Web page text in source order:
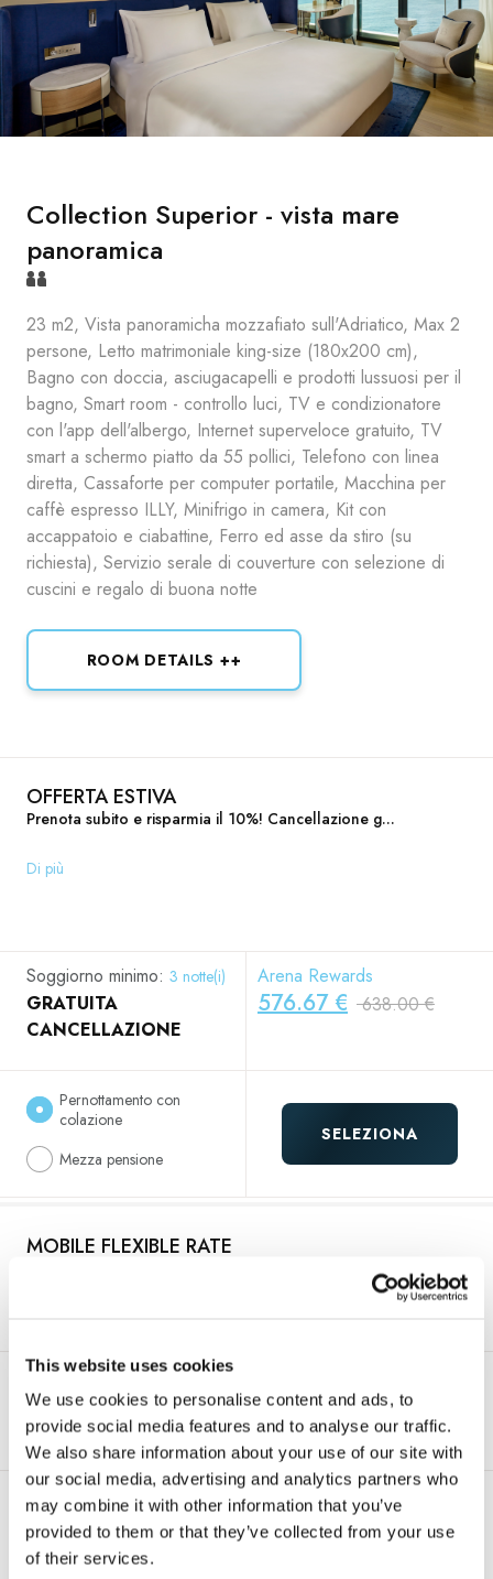
This website uses cookies
We use cookies to personalise content and ads, to
provide social media features and to analyse our traffic.
We also share information about your use of our site with
our social media, advertising and analytics partners who
may combine it with other information that you’ve
provided to them or that they’ve collected from your use
of their services.
Collection Superior - vista mare
panoramica
23 m2, Vista panoramicha mozzafiato sull'Adriatico, Max 2
persone, Letto matrimoniale king-size (180x200 cm),
Bagno con doccia, asciugacapelli e prodotti lussuosi per il
bagno, Smart room - controllo luci, TV e condizionatore
con l'app dell'albergo, Internet superveloce gratuito, TV
smart a schermo piatto da 55 pollici, Telefono con linea
diretta, Cassaforte per computer portatile, Macchina per
caffè espresso ILLY, Minifrigo in camera, Kit con
accappatoio e ciabattine, Ferro ed asse da stiro (su
richiesta), Servizio serale di couverture con selezione di
cuscini e regalo di buona notte
ROOM DETAILS ++
OFFERTA ESTIVA
Prenota subito e risparmia il 10%! Cancellazione g...
Di più
Soggiorno minimo: 3 notte(i)
GRATUITA
CANCELLAZIONE
Arena Rewards
576.67 € 638.00 €
Pernottamento con
colazione
Mezza pensione
SELEZIONA
MOBILE FLEXIBLE RATE
Soggiorno minimo: 1 notte(i)
GRATUITA
CANCELLAZIONE
2,021.00 €
Pernottamento con
colazione
Mezza pensione
SELEZIONA